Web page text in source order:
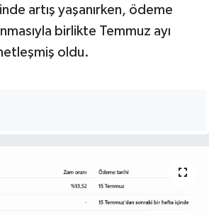
artış yaşanırken, ödeme
birlikte Temmuz ayı
oldu.